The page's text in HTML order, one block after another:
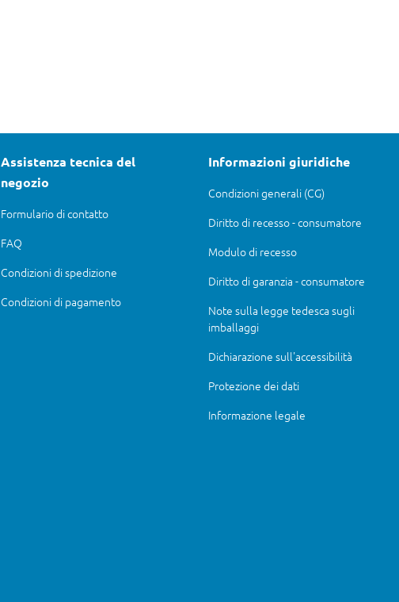
Assistenza tecnica del
negozio
Formulario di contatto
FAQ
Condizioni di spedizione
Condizioni di pagamento
Informazioni giuridiche
Condizioni generali (CG)
Diritto di recesso - consumatore
Modulo di recesso
Diritto di garanzia - consumatore
Note sulla legge tedesca sugli
imballaggi
Dichiarazione sull'accessibilità
Protezione dei dati
Informazione legale